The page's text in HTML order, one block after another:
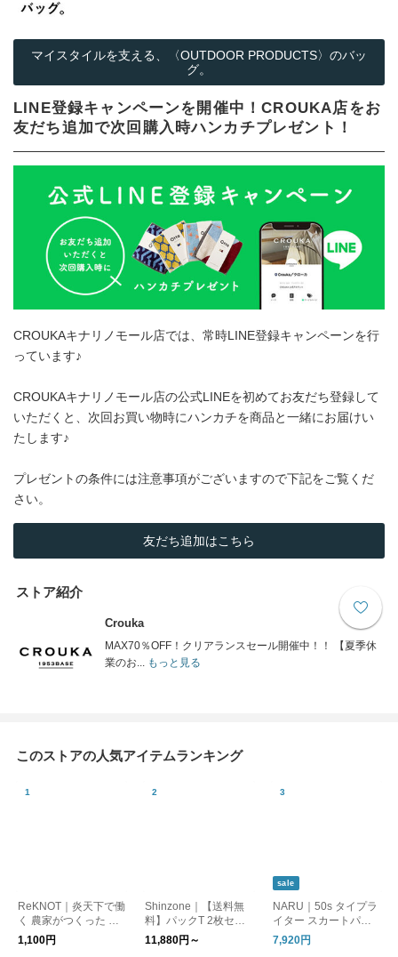
マイスタイルを支える、〈OUTDOOR PRODUCTS〉のバッ
グ。
LINE登録キャンペーンを開催中！CROUKA店をお
友だち追加で次回購入時ハンカチプレゼント！
CROUKAキナリノモール店では、常時LINE登録キャンペーンを行
っています♪
CROUKAキナリノモール店の公式LINEを初めてお友だち登録して
いただくと、次回お買い物時にハンカチを商品と一緒にお届けい
たします♪
プレゼントの条件には注意事項がございますので下記をご覧くだ
さい。
友だち追加はこちら
ストア紹介
Crouka
MAX70％OFF！クリアランスセール開催中！！ 【夏季休
業のお...もっと見る
このストアの人気アイテムランキング
ReKNOT｜炎天下で働
く 農家がつくった 手
ぬぐい ハンカチ MFS
2610 リノット ギフト
1,100円
Shinzone｜【送料無
料】パックT 2枚セッ
ト ショートスリーブ T
シャツ 無地 ボーダー
11,880円～
sale
NARU｜50s タイプラ
イター スカートパン
ツ ワイドパンツ イー
ジーパンツ 661905 ナ
7,920円